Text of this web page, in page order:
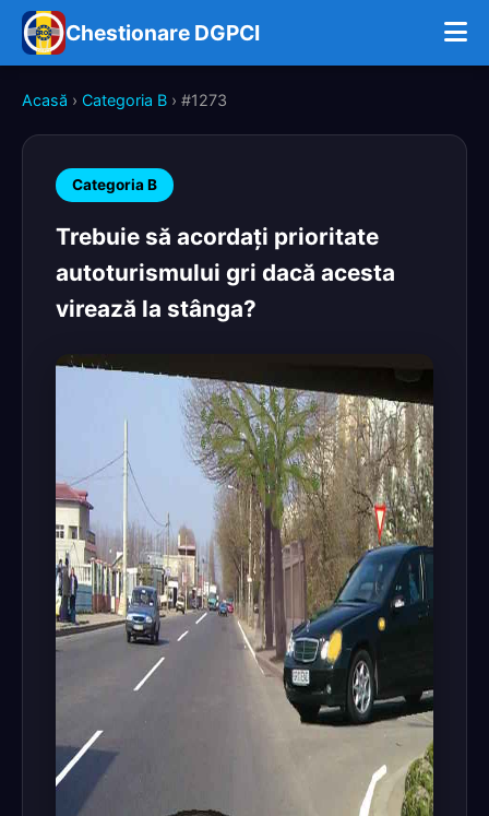
Chestionare DGPCI
Acasă › Categoria B › #1273
Categoria B
Trebuie să acordaţi prioritate
autoturismului gri dacă acesta
virează la stânga?